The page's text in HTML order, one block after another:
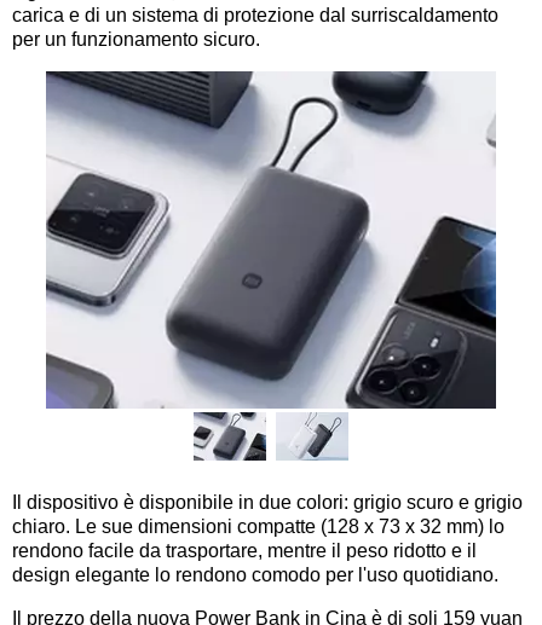
carica e di un sistema di protezione dal surriscaldamento
per un funzionamento sicuro.
Il dispositivo è disponibile in due colori: grigio scuro e grigio
chiaro. Le sue dimensioni compatte (128 x 73 x 32 mm) lo
rendono facile da trasportare, mentre il peso ridotto e il
design elegante lo rendono comodo per l'uso quotidiano.
Il prezzo della nuova Power Bank in Cina è di soli 159 yuan